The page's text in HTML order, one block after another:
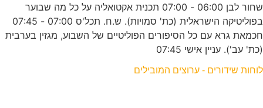
שחור לבן 06:00 - 07:00 תכנית אקטואליה על כל מה שבוער
בפוליטיקה הישראלית (כת' סמויות). ש.ח. תכל'ס 07:00 - 07:45
חכמאת גרא עם כל הסיפורים הפוליטיים של השבוע, מגזין בערבית
(כת' עב'). עניין אישי 07:45
לוחות שידורים - ערוצים המובילים